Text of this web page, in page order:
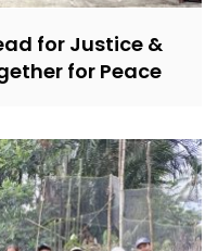
for Justice &
for Peace